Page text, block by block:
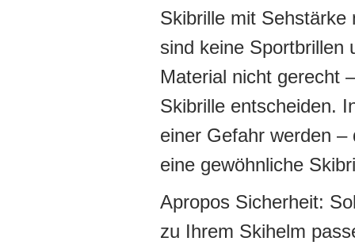
Skibrille mit Sehstärke
sind keine Sportbrillen
Material nicht gerecht
Skibrille entscheiden.
einer Gefahr werden
eine gewöhnliche
Apropos Sicherheit:
zu Ihrem Skihelm